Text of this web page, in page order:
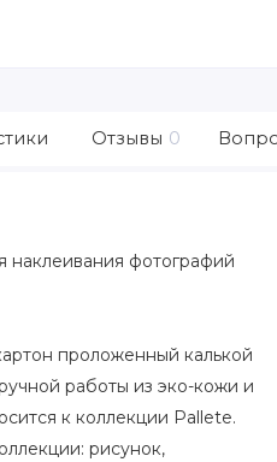
Отзывы 0
наклеивания фотографий
проложенный калькой
работы из эко-кожи и
к коллекции Pallete.
рисунок,